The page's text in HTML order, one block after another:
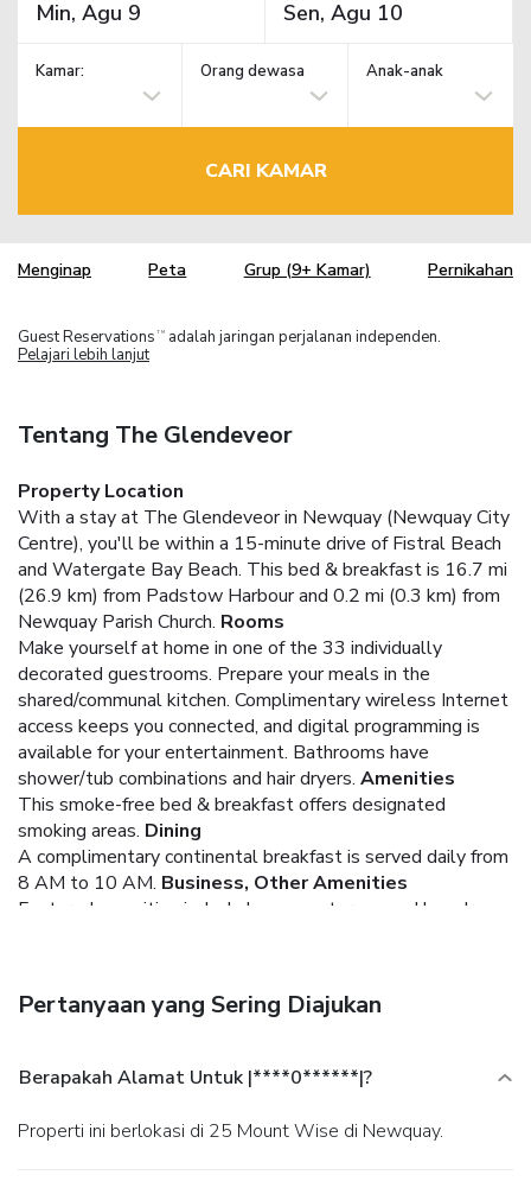
Kamar: Orang dewasa Anak-anak
CARI KAMAR
Menginap Peta Grup (9+ Kamar) Pernikahan
Guest Reservations TM
adalah jaringan perjalanan independen.
Pelajari lebih lanjut
Tentang The Glendeveor
Property Location
With a stay at The Glendeveor in Newquay (Newquay City
Centre), you'll be within a 15-minute drive of Fistral Beach
and Watergate Bay Beach. This bed & breakfast is 16.7 mi
(26.9 km) from Padstow Harbour and 0.2 mi (0.3 km) from
Newquay Parish Church. Rooms
Make yourself at home in one of the 33 individually
decorated guestrooms. Prepare your meals in the
shared/communal kitchen. Complimentary wireless Internet
access keeps you connected, and digital programming is
available for your entertainment. Bathrooms have
shower/tub combinations and hair dryers. Amenities
This smoke-free bed & breakfast offers designated
smoking areas. Dining
A complimentary continental breakfast is served daily from
8 AM to 10 AM. Business, Other Amenities
Featured amenities include luggage storage and laundry
Pertanyaan yang Sering Diajukan
Berapakah Alamat Untuk |****0******|?
Properti ini berlokasi di 25 Mount Wise di Newquay.